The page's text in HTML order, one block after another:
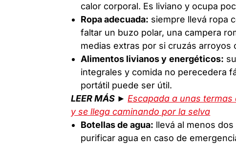
calor corporal. Es liviano y ocupa
Ropa adecuada: siempre llevá ropa
faltar un buzo polar, una campera
medias extras por si cruzás arroyos
Alimentos livianos y energéticos:
integrales y comida no perecedera
portátil puede ser útil.
LEER MÁS ► Escapada a unas
y se llega caminando por la selva
Botellas de agua: llevá al menos
purificar agua en caso de